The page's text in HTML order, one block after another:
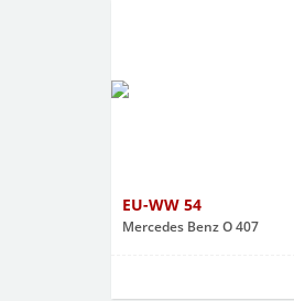
EU-WW 54
Mercedes Benz O 407